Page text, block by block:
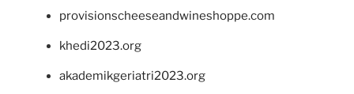
provisionscheeseandwineshoppe.com
khedi2023.org
akademikgeriatri2023.org